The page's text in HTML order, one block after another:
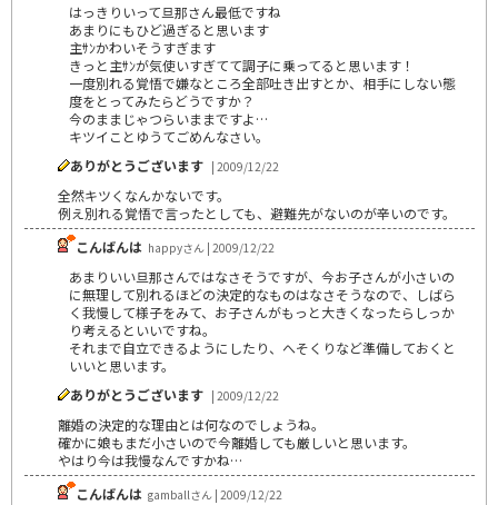
はっきりいって旦那さん最低ですね
あまりにもひど過ぎると思います
主ｻﾝかわいそうすぎます
きっと主ｻﾝが気使いすぎてて調子に乗ってると思います！
一度別れる覚悟で嫌なところ全部吐き出すとか、相手にしない態
度をとってみたらどうですか？
今のままじゃつらいままですよ…
キツイことゆうてごめんなさい。
ありがとうございます | 2009/12/22
全然キツくなんかないです。
例え別れる覚悟で言ったとしても、避難先がないのが辛いのです。
こんばんは happyさん | 2009/12/22
あまりいい旦那さんではなさそうですが、今お子さんが小さいの
に無理して別れるほどの決定的なものはなさそうなので、しばら
く我慢して様子をみて、お子さんがもっと大きくなったらしっか
り考えるといいですね。
それまで自立できるようにしたり、へそくりなど準備しておくと
いいと思います。
ありがとうございます | 2009/12/22
離婚の決定的な理由とは何なのでしょうね。
確かに娘もまだ小さいので今離婚しても厳しいと思います。
やはり今は我慢なんですかね…
こんばんは gamballさん | 2009/12/22